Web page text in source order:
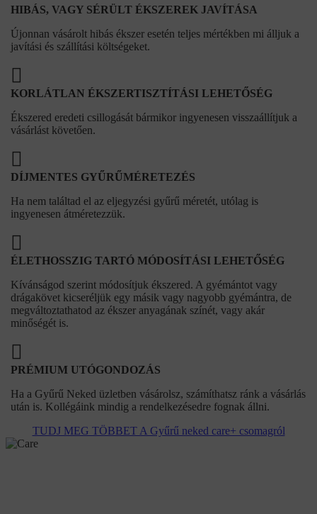
HIBÁS, VAGY SÉRÜLT ÉKSZEREK JAVÍTÁSA
Újonnan vásárolt hibás ékszer esetén teljes mértékben mi álljuk a
javítási és szállítási költségeket.
KORLÁTLAN ÉKSZERTISZTÍTÁSI LEHETŐSÉG
Ékszered eredeti csillogását bármikor ingyenesen visszaállítjuk a
vásárlást követően.
DÍJMENTES GYŰRŰMÉRETEZÉS
Ha nem találtad el az eljegyzési gyűrű méretét, utólag is
ingyenesen átméretezzük.
ÉLETHOSSZIG TARTÓ MÓDOSÍTÁSI LEHETŐSÉG
Kívánságod szerint módosítjuk ékszered. A gyémántot vagy
drágakövet kicseréljük egy másik vagy nagyobb gyémántra, de
megváltoztathatod az ékszer anyagának színét, vagy akár
minőségét is.
PRÉMIUM UTÓGONDOZÁS
Ha a Gyűrű Neked üzletben vásárolsz, számíthatsz ránk a vásárlás
után is. Kollégáink mindig a rendelkezésedre fognak állni.
TUDJ MEG TÖBBET A Gyűrű neked care+ csomagról